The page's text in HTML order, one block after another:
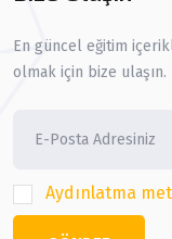
En güncel eğitim
olmak için bize ulaşın.
Aydınlatma